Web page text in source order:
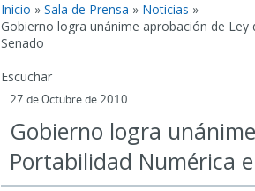
Inicio » Sala de Prensa » Noticias »
Gobierno logra unánime aprobación de
Senado
Escuchar
27 de Octubre de 2010
Gobierno logra
Portabilidad Numérica